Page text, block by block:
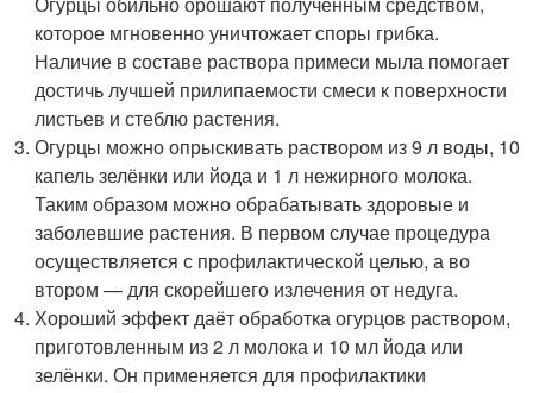
которое мгновенно уничтожает споры грибка.
Наличие в составе раствора примеси мыла помогает
достичь лучшей прилипаемости смеси к поверхности
листьев и стеблю растения.
Огурцы можно опрыскивать раствором из 9 л воды, 10
капель зелёнки или йода и 1 л нежирного молока.
Таким образом можно обрабатывать здоровые и
заболевшие растения. В первом случае процедура
осуществляется с профилактической целью, а во
втором — для скорейшего излечения от недуга.
Хороший эффект даёт обработка огурцов раствором,
приготовленным из 2 л молока и 10 мл йода или
зелёнки. Он применяется для профилактики